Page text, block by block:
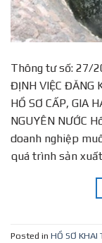
Thông tư số: 27/
ĐỊNH VIỆC ĐĂNG
HỒ SƠ CẤP, GIA
NGUYÊN NƯỚC
doanh nghiệp
quá trình sản
Posted in HỒ SƠ KHAI